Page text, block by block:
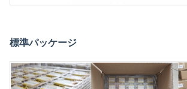
標準パッケージ